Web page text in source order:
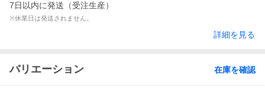
7日以内に発送（受注生産）
※休業日は発送されません。
詳細を見る
バリエーション 在庫を確認